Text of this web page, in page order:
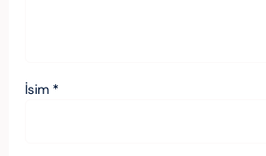
İsim *